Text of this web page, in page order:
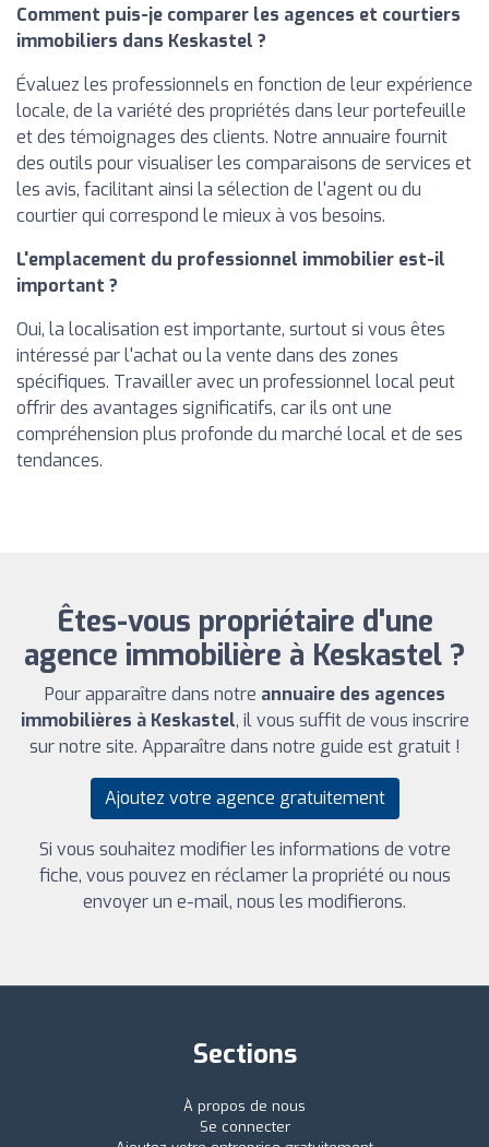
Comment puis-je comparer les agences et courtiers
immobiliers dans Keskastel ?
Évaluez les professionnels en fonction de leur expérience
locale, de la variété des propriétés dans leur portefeuille
et des témoignages des clients. Notre annuaire fournit
des outils pour visualiser les comparaisons de services et
les avis, facilitant ainsi la sélection de l'agent ou du
courtier qui correspond le mieux à vos besoins.
L'emplacement du professionnel immobilier est-il
important ?
Oui, la localisation est importante, surtout si vous êtes
intéressé par l'achat ou la vente dans des zones
spécifiques. Travailler avec un professionnel local peut
offrir des avantages significatifs, car ils ont une
compréhension plus profonde du marché local et de ses
tendances.
Êtes-vous propriétaire d'une
agence immobilière à Keskastel ?
Pour apparaître dans notre annuaire des agences
immobilières à Keskastel, il vous suffit de vous inscrire
sur notre site. Apparaître dans notre guide est gratuit !
Ajoutez votre agence gratuitement
Si vous souhaitez modifier les informations de votre
fiche, vous pouvez en réclamer la propriété ou nous
envoyer un e-mail, nous les modifierons.
Sections
À propos de nous
Se connecter